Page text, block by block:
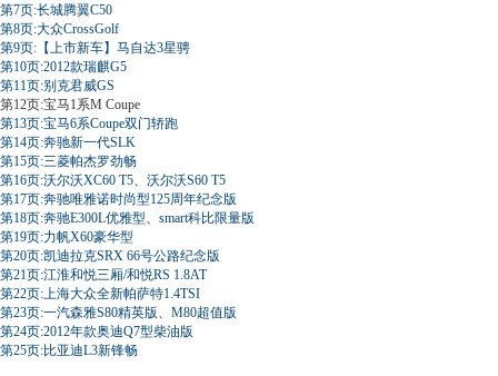
第7页:长城腾翼C50
第8页:大众CrossGolf
第9页:【上市新车】马自达3星骋
第10页:2012款瑞麒G5
第11页:别克君威GS
第12页:宝马1系M Coupe
第13页:宝马6系Coupe双门轿跑
第14页:奔驰新一代SLK
第15页:三菱帕杰罗劲畅
第16页:沃尔沃XC60 T5、沃尔沃S60 T5
第17页:奔驰唯雅诺时尚型125周年纪念版
第18页:奔驰E300L优雅型、smart科比限量版
第19页:力帆X60豪华型
第20页:凯迪拉克SRX 66号公路纪念版
第21页:江淮和悦三厢/和悦RS 1.8AT
第22页:上海大众全新帕萨特1.4TSI
第23页:一汽森雅S80精英版、M80超值版
第24页:2012年款奥迪Q7型柴油版
第25页:比亚迪L3新锋畅